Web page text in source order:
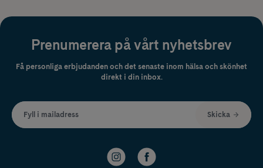
Prenumerera på vårt nyhetsbrev
Få personliga erbjudanden och det senaste inom hälsa och skönhet
direkt i din inbox.
Fyll i mailadress Skicka